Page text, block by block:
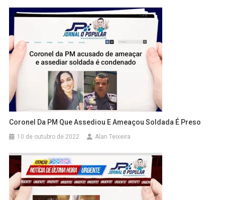
Coronel Da PM Que Assediou E Ameaçou Soldada É Preso
10 de outubro de 2022 Alan Teixeira